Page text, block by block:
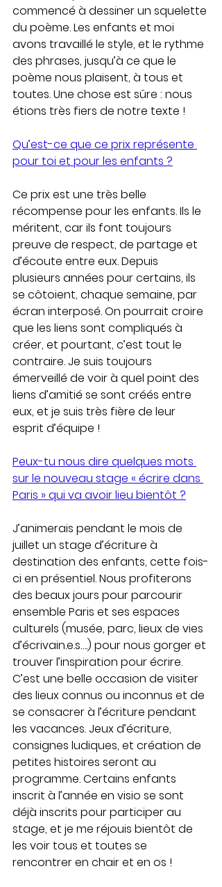
commencé à dessiner un squelette
du poème. Les enfants et moi
avons travaillé le style, et le rythme
des phrases, jusqu’à ce que le
poème nous plaisent, à tous et
toutes. Une chose est sûre : nous
étions très fiers de notre texte !
Qu’est-ce que ce prix représente
pour toi et pour les enfants ?
Ce prix est une très belle
récompense pour les enfants. Ils le
méritent, car ils font toujours
preuve de respect, de partage et
d’écoute entre eux. Depuis
plusieurs années pour certains, ils
se côtoient, chaque semaine, par
écran interposé. On pourrait croire
que les liens sont compliqués à
créer, et pourtant, c’est tout le
contraire. Je suis toujours
émerveillé de voir à quel point des
liens d’amitié se sont créés entre
eux, et je suis très fière de leur
esprit d’équipe !
Peux-tu nous dire quelques mots
sur le nouveau stage « écrire dans
Paris » qui va avoir lieu bientôt ?
J’animerais pendant le mois de
juillet un stage d’écriture à
destination des enfants, cette fois-
ci en présentiel. Nous profiterons
des beaux jours pour parcourir
ensemble Paris et ses espaces
culturels (musée, parc, lieux de vies
d’écrivain.e.s….) pour nous gorger et
trouver l’inspiration pour écrire.
C’est une belle occasion de visiter
des lieux connus ou inconnus et de
se consacrer à l’écriture pendant
les vacances. Jeux d’écriture,
consignes ludiques, et création de
petites histoires seront au
programme. Certains enfants
inscrit à l’année en visio se sont
déjà inscrits pour participer au
stage, et je me réjouis bientôt de
les voir tous et toutes se
rencontrer en chair et en os !